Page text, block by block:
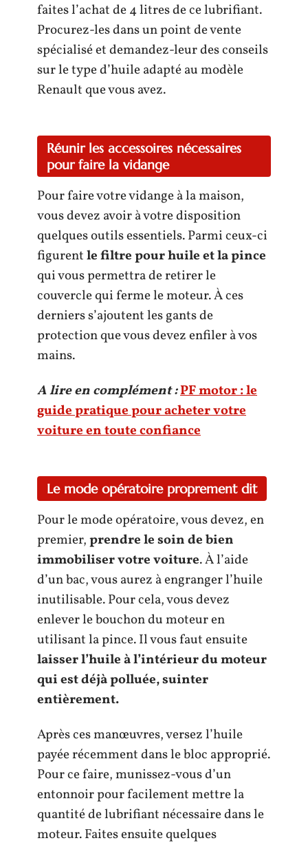
faites l’achat de 4 litres de ce lubrifiant.
Procurez-les dans un point de vente
spécialisé et demandez-leur des conseils
sur le type d’huile adapté au modèle
Renault que vous avez.
Réunir les accessoires nécessaires
pour faire la vidange
Pour faire votre vidange à la maison,
vous devez avoir à votre disposition
quelques outils essentiels. Parmi ceux-ci
figurentle filtre pour huile et la pince
qui vous permettra de retirer le
couvercle qui ferme le moteur. À ces
derniers s’ajoutent les gants de
protection que vous devez enfiler à vos
mains.
A lire en complément :PF motor : le
guide pratique pour acheter votre
voiture en toute confiance
Le mode opératoire proprement dit
Pour le mode opératoire, vous devez, en
premier,prendre le soin de bien
immobiliser votre voiture. À l’aide
d’un bac, vous aurez à engranger l’huile
inutilisable. Pour cela, vous devez
enlever le bouchon du moteur en
utilisant la pince. Il vous faut ensuite
laisser l’huile à l’intérieur du moteur
qui est déjà polluée, suinter
entièrement.
Après ces manœuvres, versez l’huile
payée récemment dans le bloc approprié.
Pour ce faire, munissez-vous d’un
entonnoir pour facilement mettre la
quantité de lubrifiant nécessaire dans le
moteur. Faites ensuite quelques